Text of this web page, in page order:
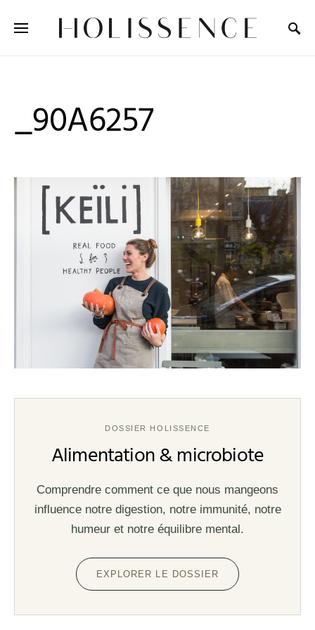
_90A6257
DOSSIER HOLISSENCE
Alimentation & microbiote
Comprendre comment ce que nous mangeons
influence notre digestion, notre immunité, notre
humeur et notre équilibre mental.
EXPLORER LE DOSSIER